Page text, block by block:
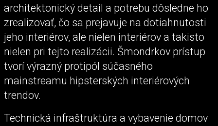
architektonický detail a potrebu dôsledne ho
zrealizovať, čo sa prejavuje na dotiahnutosti
jeho interiérov, ale nielen interiérov a takisto
nielen pri tejto realizácii. Šmondrkov prístup
tvorí výrazný protipól súčasného
mainstreamu hipsterských interiérových
trendov.
Technická infraštruktúra a vybavenie domov